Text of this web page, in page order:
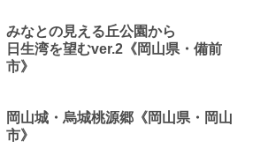
みなとの見える丘公園から
日生湾を望むver.2《岡山県・備前
市》
岡山城・烏城桃源郷《岡山県・岡山
市》